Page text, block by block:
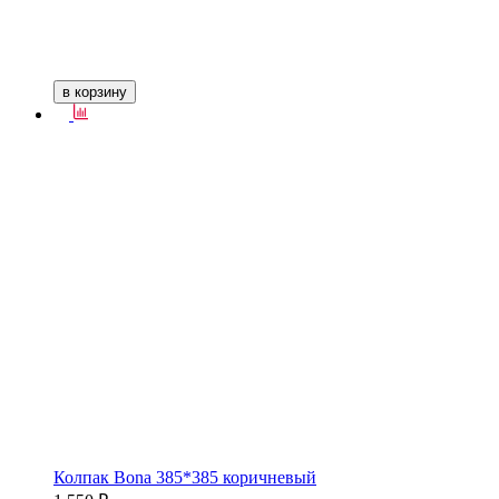
в корзину
Колпак Bona 385*385 коричневый